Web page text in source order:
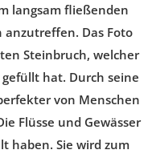
langsam fließenden
anzutreffen. Das Foto
Steinbruch, welcher
hat. Durch seine
von Menschen
Flüsse und Gewässer
haben. Sie wird zum